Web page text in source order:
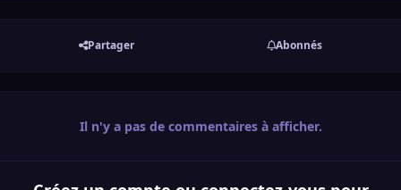
Partager Abonnés
Il n'y a pas de commentaires à afficher.